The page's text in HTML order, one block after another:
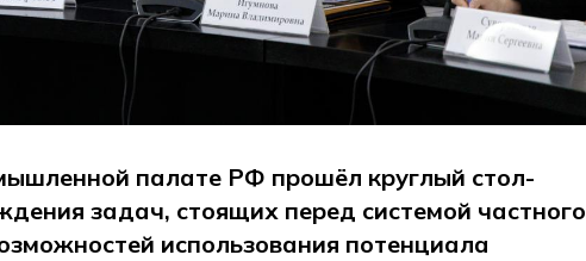
палате РФ прошёл круглый стол-
задач, стоящих перед системой частного
использования потенциала